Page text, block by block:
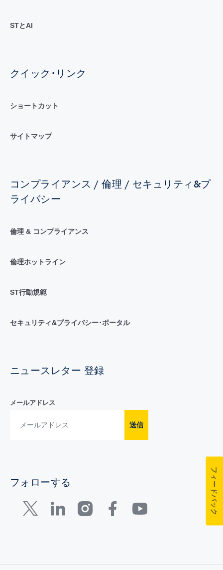
STとAI
クイック･リンク
ショートカット
サイトマップ
コンプライアンス / 倫理 / セキュリティ&プ
ライバシー
倫理 & コンプライアンス
倫理ホットライン
ST行動規範
セキュリティ&プライバシー･ポータル
ニュースレター 登録
メールアドレス
送信
フォローする フィードバック